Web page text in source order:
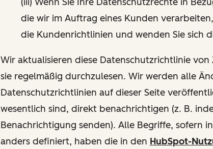
die wir im Auftrag eines Kunden
die Kundenrichtlinien und wenden Sie sich
Wir aktualisieren diese Datenschutzrichtlinie
sie regelmäßig durchzulesen. Wir werden alle
Datenschutzrichtlinien auf dieser Seite
wesentlich sind, direkt benachrichtigen (z. B.
Benachrichtigung senden). Alle Begriffe, sofern
anders definiert, haben die in den HubSpot-